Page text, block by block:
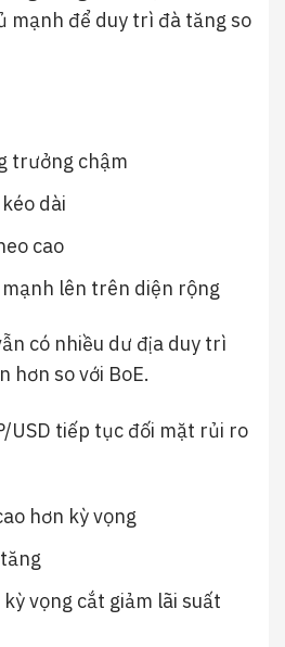
mạnh để duy trì đà tăng so
trưởng chậm
dài
cao
lên trên diện rộng
có nhiều dư địa duy trì
hơn so với BoE.
USD tiếp tục đối mặt rủi ro
hơn kỳ vọng
vọng cắt giảm lãi suất